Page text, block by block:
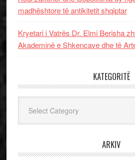
madhështore të antikitetit shqiptar
Kryetari i Vatrës Dr. Elmi Berisha
Akademinë e Shkencave dhe të
KATEGORITË
ARKIV